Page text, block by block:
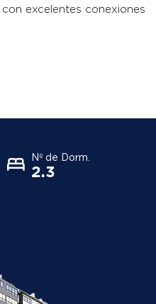
excelentes conexiones
Nº de Dorm.
2.3